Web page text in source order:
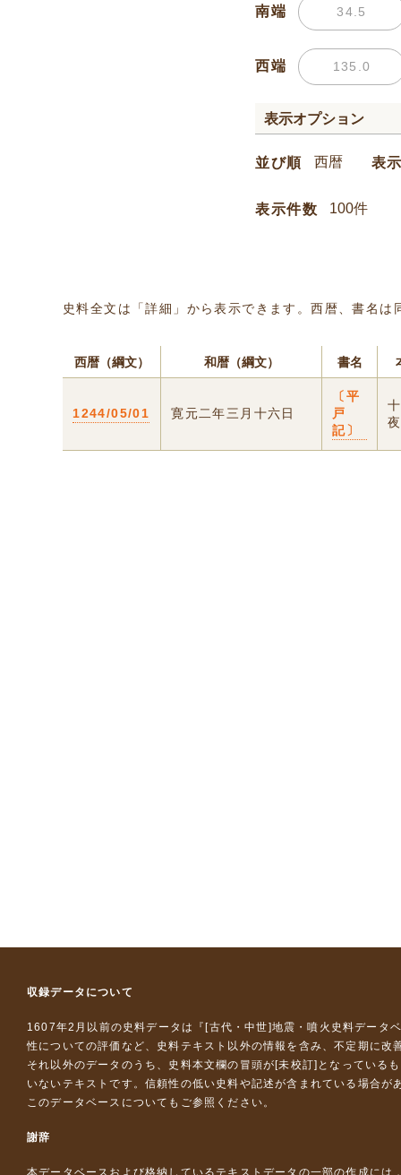
南端
西端
表示オプション
並び順 表
表示件数
史料全文は「詳細」から表示できます。西暦、書名
西暦（綱文） 和暦（綱文） 書名
1244/05/01 寛元二年三月十六日
〔平
戸
記〕
収録データについて
1607年2月以前の史料データは『 [古代・中世]地震・噴火史料データ
性についての評価など、史料テキスト以外の情報を含み、不定期に改
それ以外のデータのうち、史料本文欄の冒頭が[未校訂]となっている
いないテキストです。信頼性の低い史料や記述が含まれている場合が
このデータベースについて もご参照ください。
謝辞
本データベースおよび格納しているテキストデータの一部の作成には